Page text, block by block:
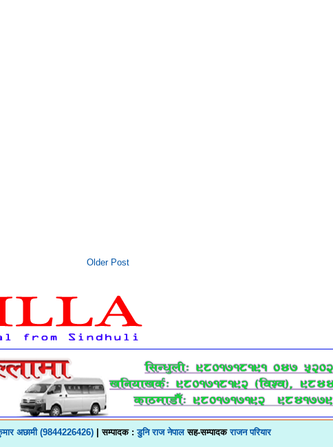
Older Post
अछामी (9844226426) | सम्पादक :डुनि राज नेपालसह-सम्पादकराजन परियार